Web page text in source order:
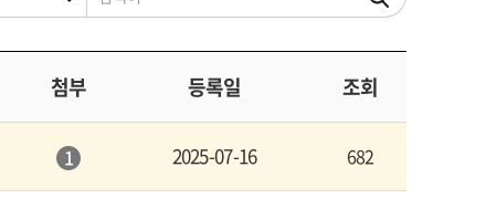
첨부 등록일 조회
1 2025-07-16 682